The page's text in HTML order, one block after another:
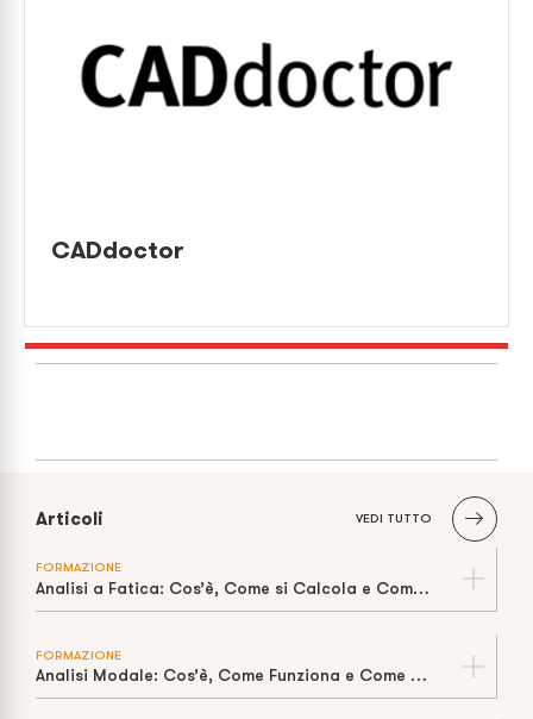
CADdoctor
Articoli VEDI TUTTO
FORMAZIONE
Analisi a Fatica: Cos’è, Come si Calcola e Come Stimare la Vita a Cicli
FORMAZIONE
Analisi Modale: Cos’è, Come Funziona e Come Prevenire la Risonanza